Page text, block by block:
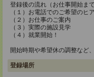
登録後の流れ（お仕事開始ま
（１）お電話でのご希望のヒ
（２）お仕事のご案内
（３）実際の施設見学
（４）就業開始！
開始時期や希望休の調整など
登録場所